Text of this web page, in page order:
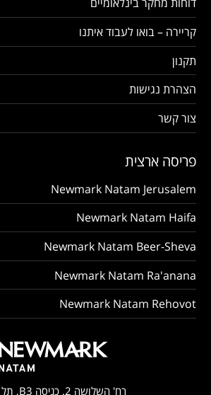
קריירה – בואו לעבוד איתנו
תקנון
הצהרת נגישות
צור קשר
פריסה ארצית
Newmark Natam Jerusalem
Newmark Natam Haifa
Newmark Natam Beer-Sheva
Newmark Natam Ra'anana
Newmark Natam Rehovot
רח' השלושה 2, כניסה B3, תל אביב